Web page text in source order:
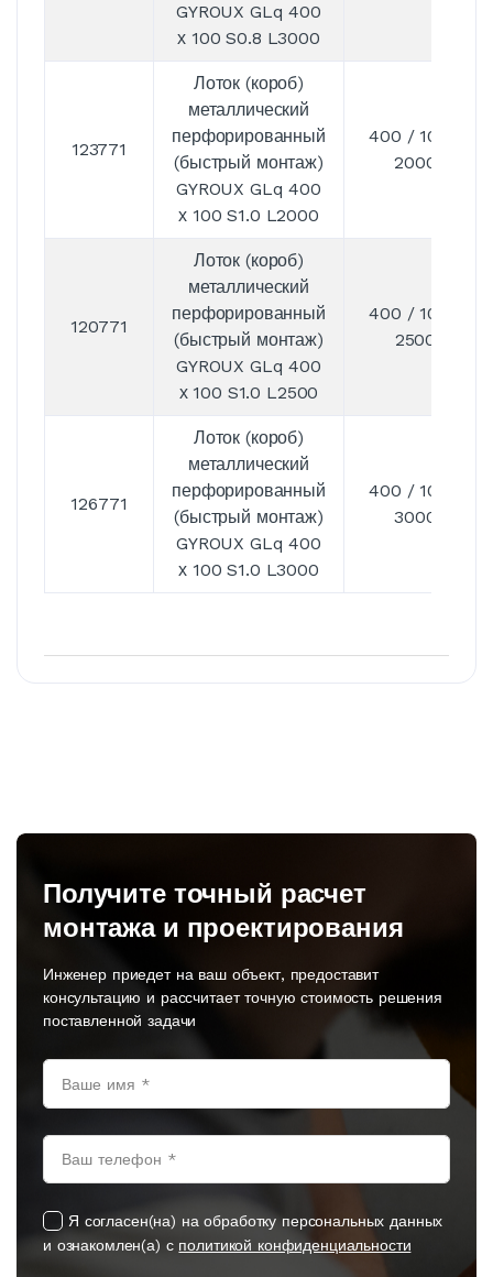
GYROUX GLq 400
х 100 S0.8 L3000
123771
Лоток (короб)
металлический
перфорированный
(быстрый монтаж)
GYROUX GLq 400
х 100 S1.0 L2000
400 / 100 /
2000
120771
Лоток (короб)
металлический
перфорированный
(быстрый монтаж)
GYROUX GLq 400
х 100 S1.0 L2500
400 / 100 /
2500
126771
Лоток (короб)
металлический
перфорированный
(быстрый монтаж)
GYROUX GLq 400
х 100 S1.0 L3000
400 / 100 /
3000
Получите точный расчет
монтажа и проектирования
Инженер приедет на ваш объект, предоставит
консультацию и рассчитает точную стоимость решения
поставленной задачи
Я согласен(на) на обработку персональных данных
и ознакомлен(а) с политикой конфиденциальности